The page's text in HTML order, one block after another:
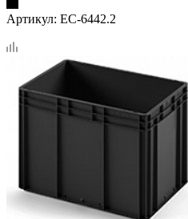
Артикул: EC-6442.2